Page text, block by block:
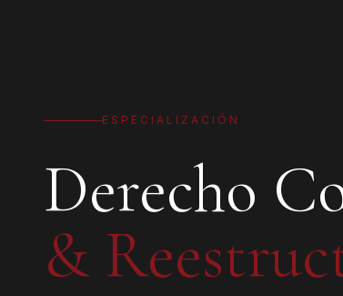
ESPECIALIZACIÓN
Derecho
&